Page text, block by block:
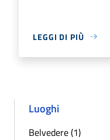
LEGGI DI PIÙ
Luoghi
Belvedere (1)